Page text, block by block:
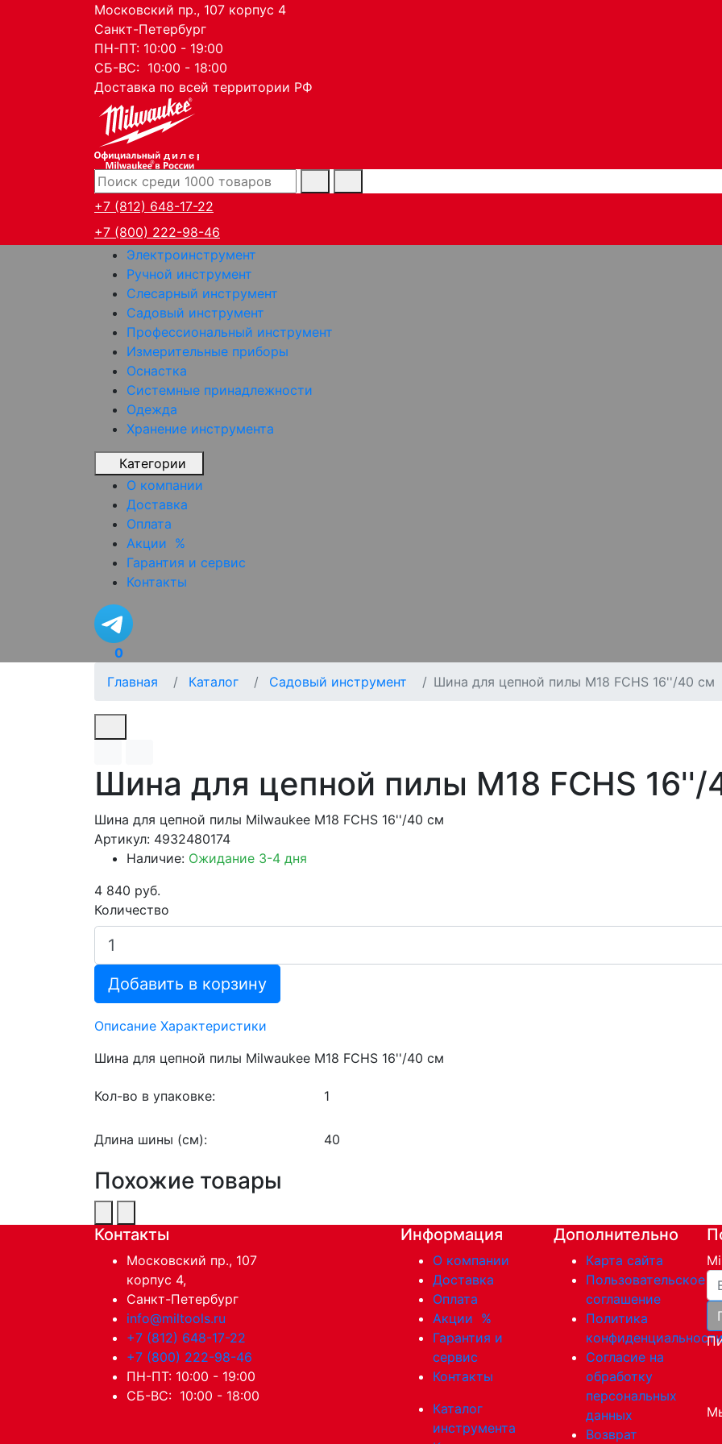
Московский пр., 107 корпус 4
Санкт-Петербург
ПН-ПТ: 10:00 - 19:00
СБ-ВС: 10:00 - 18:00
Доставка по всей территории РФ
дилер
+7 (812) 648-17-22
+7 (800) 222-98-46
Электроинструмент
Ручной инструмент
Слесарный инструмент
Садовый инструмент
Профессиональный инструмент
Измерительные приборы
Оснастка
Системные принадлежности
Одежда
Хранение инструмента
Категории
О компании
Доставка
Оплата
Акции %
Гарантия и сервис
Контакты
0
Главная
Каталог Садовый инструмент Шина для цепной пилы M18 FCHS 16''/40 см
Шина для цепной пилы M18 FCHS 16''/
Шина для цепной пилы Milwaukee M18 FCHS 16''/40 см
Артикул: 4932480174
Наличие: Ожидание 3-4 дня
4 840 руб.
Количество
Добавить в корзину
Описание Характеристики
Шина для цепной пилы Milwaukee M18 FCHS 16''/40 см
Кол-во в упаковке: 1
Длина шины (см): 40
Похожие товары
Контакты
Московский пр., 107
корпус 4,
Санкт-Петербург
info@miltools.ru
+7 (812) 648-17-22
+7 (800) 222-98-46
ПН-ПТ: 10:00 - 19:00
СБ-ВС: 10:00 - 18:00
Информация
О компании
Доставка
Оплата
Акции %
Гарантия и
сервис
Контакты
Каталог
инструмента
Дополнительно
Карта сайта
Пользовательское
соглашение
Политика
Согласие на
обработку
персональных
данных
Возврат